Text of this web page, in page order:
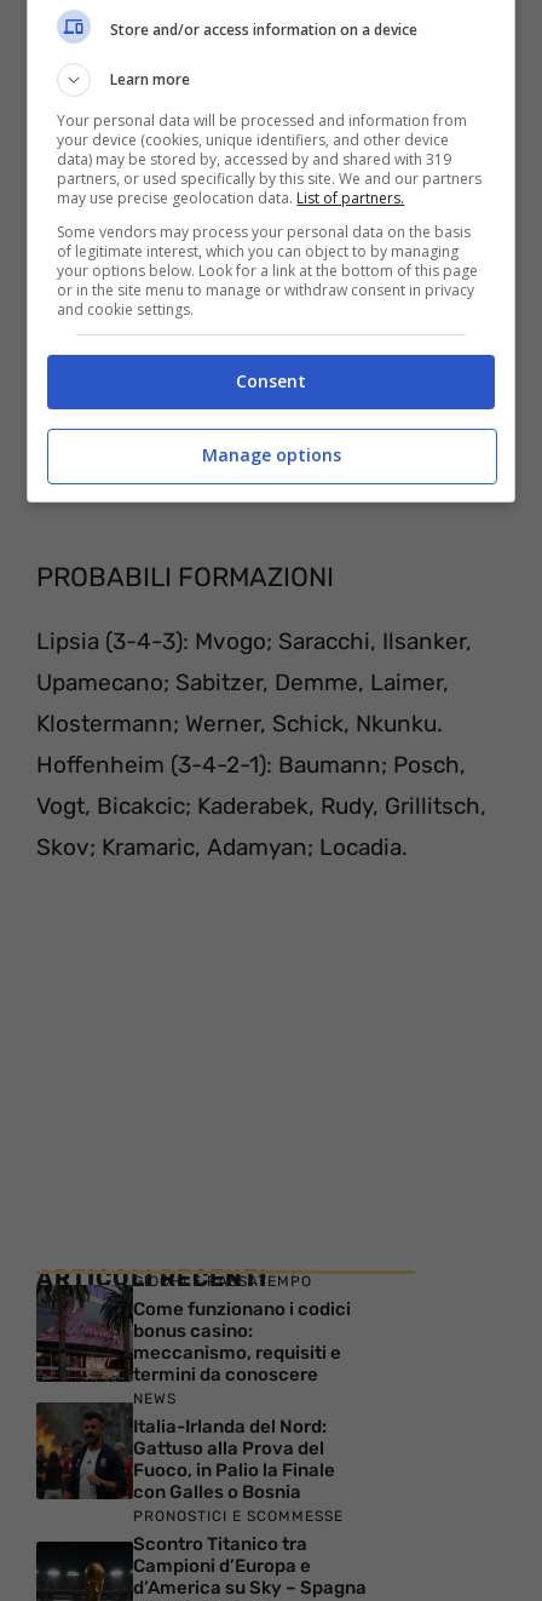
cominciare da Instagram, Twitter e
Facebook, dove verranno pubblicati
aggiornamenti sul risultato dell’incontro.
Consigliabile da seguire anche le pagine
ufficiali della Bundesliga
PROBABILI FORMAZIONI
Lipsia (3-4-3): Mvogo; Saracchi, Ilsanker,
Upamecano; Sabitzer, Demme, Laimer,
Klostermann; Werner, Schick, Nkunku.
Hoffenheim (3-4-2-1): Baumann; Posch,
Vogt, Bicakcic; Kaderabek, Rudy, Grillitsch,
Skov; Kramaric, Adamyan; Locadia.
ARTICOLI RECENTI
GIOCHI E PASSATEMPO
Come funzionano i codici
bonus casino:
meccanismo, requisiti e
termini da conoscere
NEWS
Italia-Irlanda del Nord:
Gattuso alla Prova del
Fuoco, in Palio la Finale
con Galles o Bosnia
PRONOSTICI E SCOMMESSE
Scontro Titanico tra
Campioni d’Europa e
d’America su Sky – Spagna
Store and/or access information on a device
Learn more
Your personal data will be processed and information from
your device (cookies, unique identifiers, and other device
data) may be stored by, accessed by and shared with 319
partners, or used specifically by this site. We and our partners
may use precise geolocation data. List of partners.
Some vendors may process your personal data on the basis
of legitimate interest, which you can object to by managing
your options below. Look for a link at the bottom of this page
or in the site menu to manage or withdraw consent in privacy
and cookie settings.
Consent
Manage options